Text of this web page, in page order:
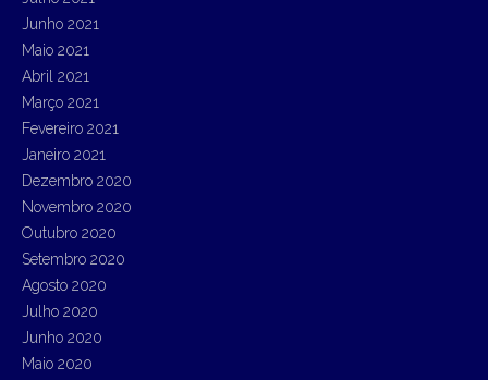
Junho 2021
Maio 2021
Abril 2021
Março 2021
Fevereiro 2021
Janeiro 2021
Dezembro 2020
Novembro 2020
Outubro 2020
Setembro 2020
Agosto 2020
Julho 2020
Junho 2020
Maio 2020